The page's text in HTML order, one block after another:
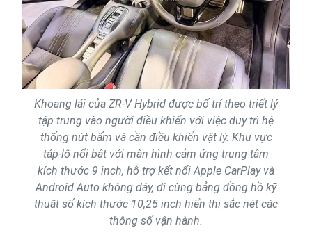
Khoang lái của ZR-V Hybrid được bố trí theo triết lý
tập trung vào người điều khiển với việc duy trì hệ
thống nút bấm và cần điều khiển vật lý. Khu vực
táp-lô nổi bật với màn hình cảm ứng trung tâm
kích thước 9 inch, hỗ trợ kết nối Apple CarPlay và
Android Auto không dây, đi cùng bảng đồng hồ kỹ
thuật số kích thước 10,25 inch hiển thị sắc nét các
thông số vận hành.